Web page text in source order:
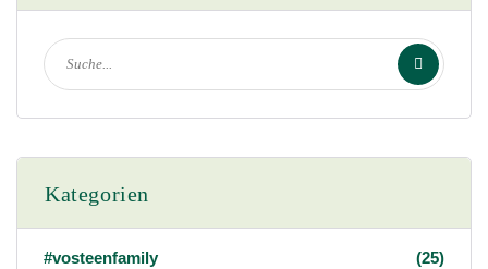
Kategorien
#vosteenfamily (25)